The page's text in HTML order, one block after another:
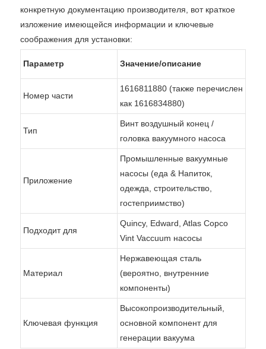
конкретную документацию производителя, вот краткое
изложение имеющейся информации и ключевые
соображения для установки:
Параметр Значение/описание
Номер части
1616811880 (также перечислен
как 1616834880)
Тип
Винт воздушный конец /
головка вакуумного насоса
Приложение
Промышленные вакуумные
насосы (еда & Напиток,
одежда, строительство,
гостеприимство)
Подходит для
Quincy, Edward, Atlas Copco
Vint Vaccuum насосы
Материал
Нержавеющая сталь
(вероятно, внутренние
компоненты)
Ключевая функция
Высокопроизводительный,
основной компонент для
генерации вакуума